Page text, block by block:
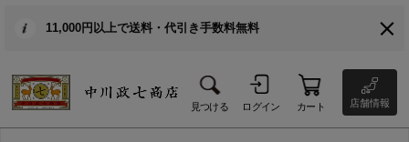
11,000円以上で送料・代引き手数料無料
見つける ログイン カート 店舗情報